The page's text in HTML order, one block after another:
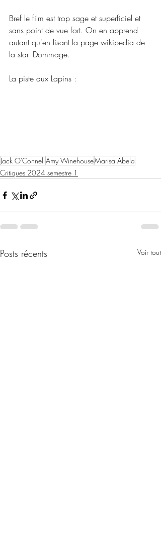
Bref le film est trop sage et superficiel et
sans point de vue fort. On en apprend
autant qu'en lisant la page wikipedia de
la star. Dommage.
La piste aux Lapins :
Jack O'ConnellAmy WinehouseMarisa Abela
Critiques 2024 semestre 1
Posts récents Voir tout